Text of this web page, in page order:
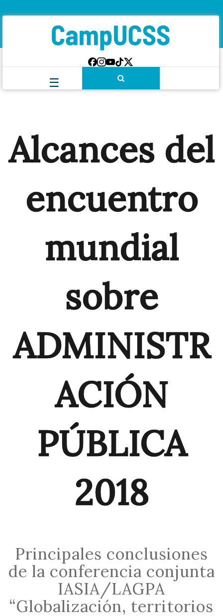
Alcances del
encuentro
mundial
sobre
ADMINISTR
ACIÓN
PÚBLICA
2018
Principales conclusiones
de la conferencia conjunta
IASIA/LAGPA
“Globalización, territorios